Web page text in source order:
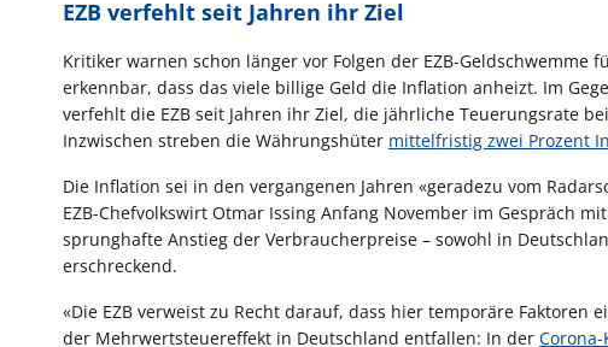
EZB verfehlt seit Jahren ihr Ziel
Kritiker warnen schon länger vor Folgen der EZB-
erkennbar, dass das viele billige Geld die Inflation anheizt. Im
verfehlt die EZB seit Jahren ihr Ziel, die jährliche Teuerungsrate
Inzwischen streben die Währungshüter mittelfristig zwei Prozent
Die Inflation sei in den vergangenen Jahren «geradezu vom
EZB-Chefvolkswirt Otmar Issing Anfang November im Gespräch
sprunghafte Anstieg der Verbraucherpreise – sowohl in
erschreckend.
«Die EZB verweist zu Recht darauf, dass hier temporäre Faktoren
der Mehrwertsteuereffekt in Deutschland entfallen: In der